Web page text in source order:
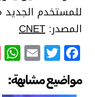
للمستخدم
المصدر:CNET
مواضيع مشابهة: